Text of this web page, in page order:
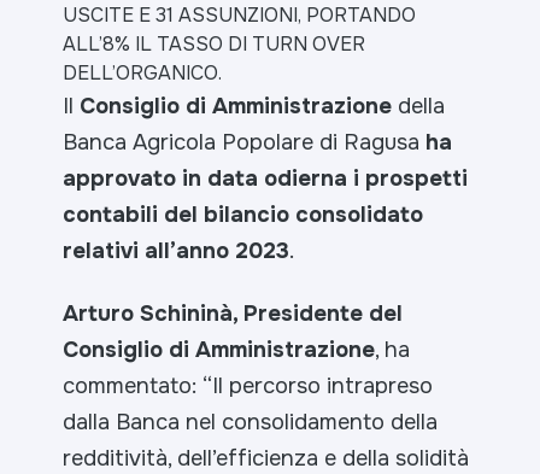
USCITE E 31 ASSUNZIONI, PORTANDO
ALL’8% IL TASSO DI TURN OVER
DELL’ORGANICO.
Il Consiglio di Amministrazione della
Banca Agricola Popolare di Ragusa ha
approvato in data odierna i prospetti
contabili del bilancio consolidato
relativi all’anno 2023.
Arturo Schininà, Presidente del
Consiglio di Amministrazione, ha
commentato: “Il percorso intrapreso
dalla Banca nel consolidamento della
redditività, dell’efficienza e della solidità